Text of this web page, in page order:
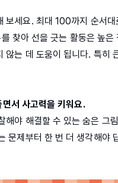
보세요. 최대 100까지 순서
찾아 선을 긋는 활동은 높은
는 데 도움이 됩니다. 특히
서 사고력을 키워요.
해야 해결할 수 있는 숨은 그
문제부터 한 번 더 생각해야